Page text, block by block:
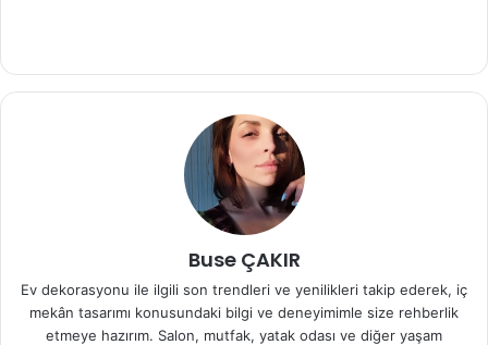
Buse ÇAKIR
Ev dekorasyonu ile ilgili son trendleri ve yenilikleri takip ederek, iç
mekân tasarımı konusundaki bilgi ve deneyimimle size rehberlik
etmeye hazırım. Salon, mutfak, yatak odası ve diğer yaşam